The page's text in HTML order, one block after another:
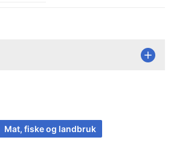
Mat, fiske og landbruk